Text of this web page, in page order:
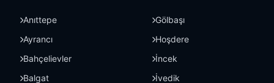
Anıttepe
Ayrancı
Bahçelievler
Balgat
Gölbaşı
Hoşdere
İncek
İvedik